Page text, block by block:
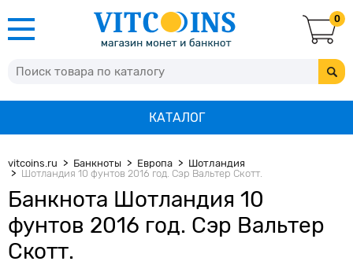
0
КАТАЛОГ
vitcoins.ru Банкноты Европа
Шотландия
Шотландия 10 фунтов 2016 год. Сэр Вальтер Скотт.
Банкнота Шотландия 10
фунтов 2016 год. Сэр Вальтер
Скотт.